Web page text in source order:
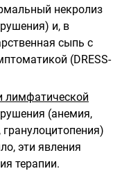
некролиз
и, в
сыпь с
(DRESS-
лимфатической
(анемия,
эти явления
терапии.